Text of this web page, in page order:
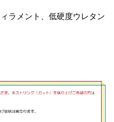
ラメント、低硬度ウレタン